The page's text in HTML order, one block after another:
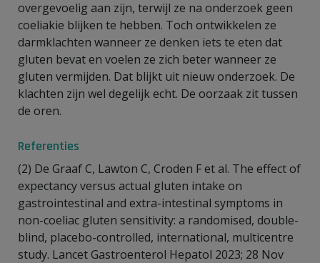
overgevoelig aan zijn, terwijl ze na onderzoek geen
coeliakie blijken te hebben. Toch ontwikkelen ze
darmklachten wanneer ze denken iets te eten dat
gluten bevat en voelen ze zich beter wanneer ze
gluten vermijden. Dat blijkt uit nieuw onderzoek. De
klachten zijn wel degelijk echt. De oorzaak zit tussen
de oren.
Referenties
(2) De Graaf C, Lawton C, Croden F et al. The effect of
expectancy versus actual gluten intake on
gastrointestinal and extra-intestinal symptoms in
non-coeliac gluten sensitivity: a randomised, double-
blind, placebo-controlled, international, multicentre
study. Lancet Gastroenterol Hepatol 2023; 28 Nov